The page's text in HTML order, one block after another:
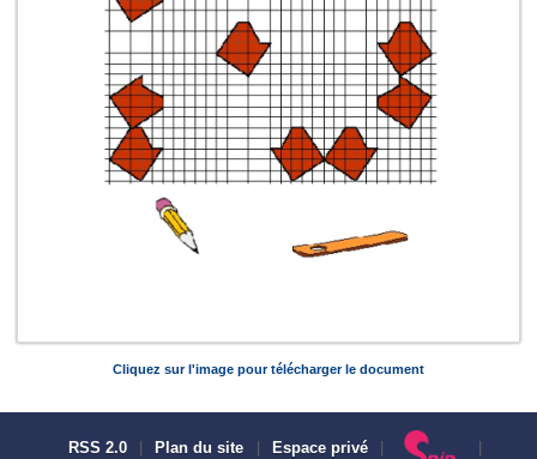
Cliquez sur l'image pour télécharger le document
RSS 2.0 Plan du site Espace privé